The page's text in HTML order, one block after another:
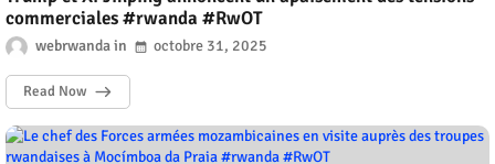
commerciales #rwanda #RwOT
webrwanda octobre 31, 2025
Read Now